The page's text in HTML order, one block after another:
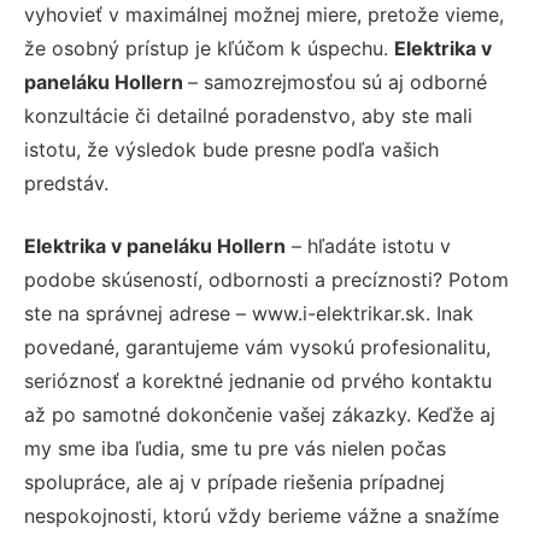
vyhovieť v maximálnej možnej miere, pretože vieme,
že osobný prístup je kľúčom k úspechu. Elektrika v
paneláku Hollern – samozrejmosťou sú aj odborné
konzultácie či detailné poradenstvo, aby ste mali
istotu, že výsledok bude presne podľa vašich
predstáv.
Elektrika v paneláku Hollern – hľadáte istotu v
podobe skúseností, odbornosti a precíznosti? Potom
ste na správnej adrese – www.i-elektrikar.sk. Inak
povedané, garantujeme vám vysokú profesionalitu,
serióznosť a korektné jednanie od prvého kontaktu
až po samotné dokončenie vašej zákazky. Keďže aj
my sme iba ľudia, sme tu pre vás nielen počas
spolupráce, ale aj v prípade riešenia prípadnej
nespokojnosti, ktorú vždy berieme vážne a snažíme